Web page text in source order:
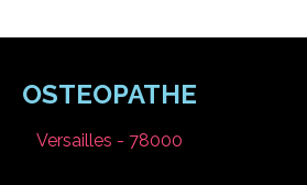
OSTEOPATHE
Versailles - 78000